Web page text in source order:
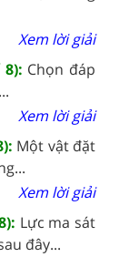
Xem lời giải
Chọn đáp
Xem lời giải
Một vật đặt
Xem lời giải
Lực ma sát
đây...